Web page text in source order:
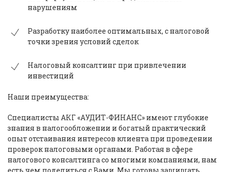
нарушениям
Разработку наиболее оптимальных, с налоговой
точки зрения условий сделок
Налоговый консалтинг при привлечении
инвестиций
Наши преимущества:
Специалисты АКГ «АУДИТ-ФИНАНС» имеют глубокие
знания в налогообложении и богатый практический
опыт отстаивания интересов клиента при проведении
проверок налоговыми органами. Работая в сфере
налогового консалтинга со многими компаниями, нам